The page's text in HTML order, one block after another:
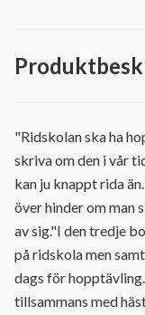
"Ridskolan ska ha
skriva om den i vår
kan ju knappt rida
över hinder om man
av sig."I den tredje
på ridskola men
dags för
tillsammans med